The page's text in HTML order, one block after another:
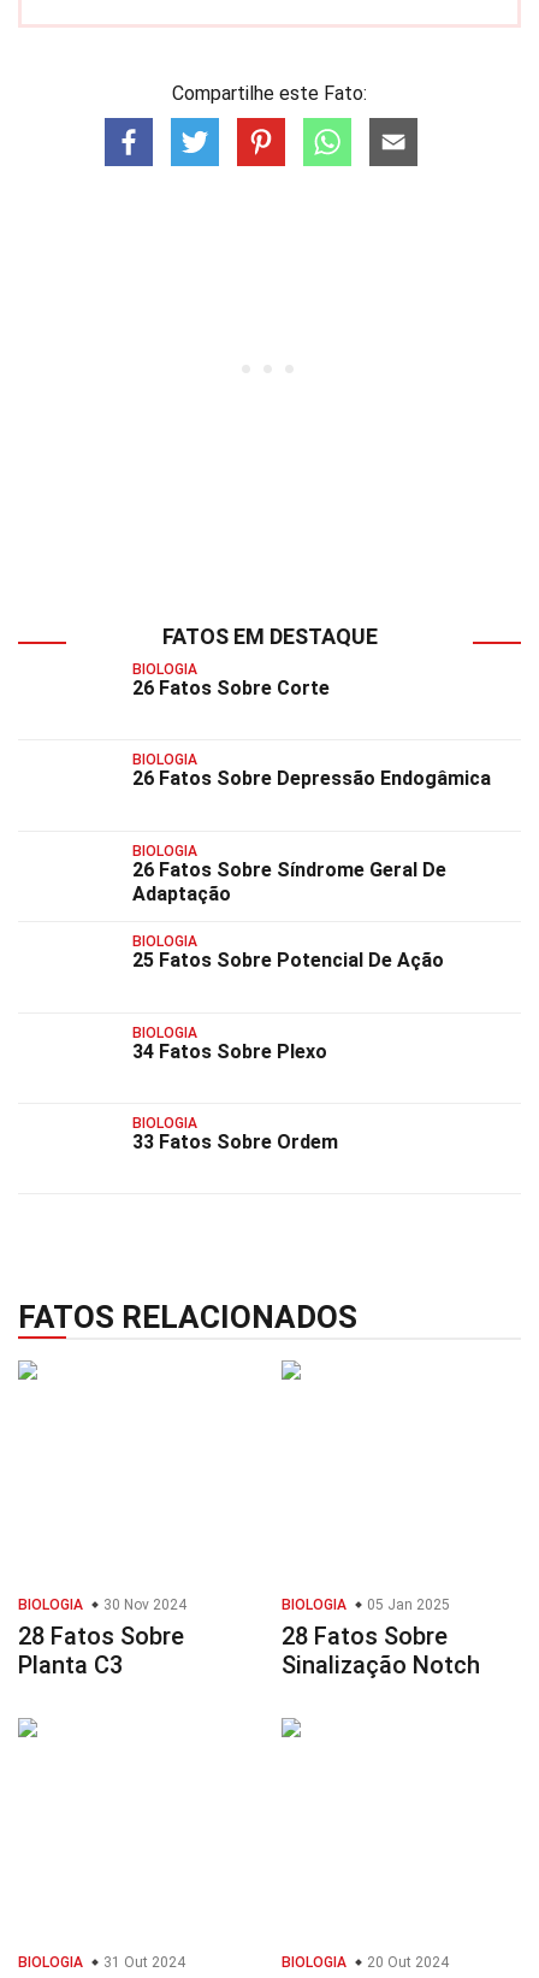
Compartilhe este Fato:
FATOS EM DESTAQUE
BIOLOGIA
26 Fatos Sobre Corte
BIOLOGIA
26 Fatos Sobre Depressão Endogâmica
BIOLOGIA
26 Fatos Sobre Síndrome Geral De
Adaptação
BIOLOGIA
25 Fatos Sobre Potencial De Ação
BIOLOGIA
34 Fatos Sobre Plexo
BIOLOGIA
33 Fatos Sobre Ordem
FATOS RELACIONADOS
BIOLOGIA 30 Nov 2024
28 Fatos Sobre
Planta C3
BIOLOGIA 05 Jan 2025
28 Fatos Sobre
Sinalização Notch
BIOLOGIA 31 Out 2024 BIOLOGIA 20 Out 2024